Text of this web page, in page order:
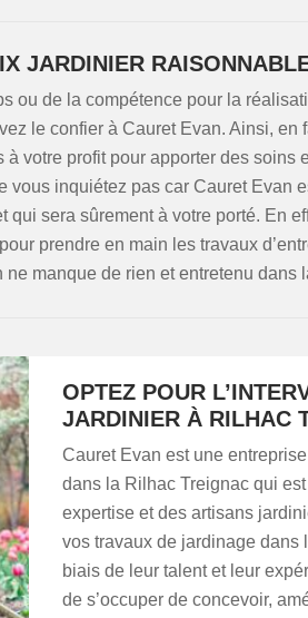
JARDINIER
ou de la compétence pour la
le confier à Cauret Evan. Ainsi, en
votre profit pour apporter des soins
vous inquiétez pas car Cauret Evan
qui sera sûrement à votre porté. En
prendre en main les travaux
ne manque de rien et entretenu dans
OPTEZ POUR
JARDINIER À RILHAC
Cauret Evan est une
dans la Rilhac Treignac qui
expertise et des artisans
vos travaux de jardinage
biais de leur talent et leur
de s’occuper de concevoir,